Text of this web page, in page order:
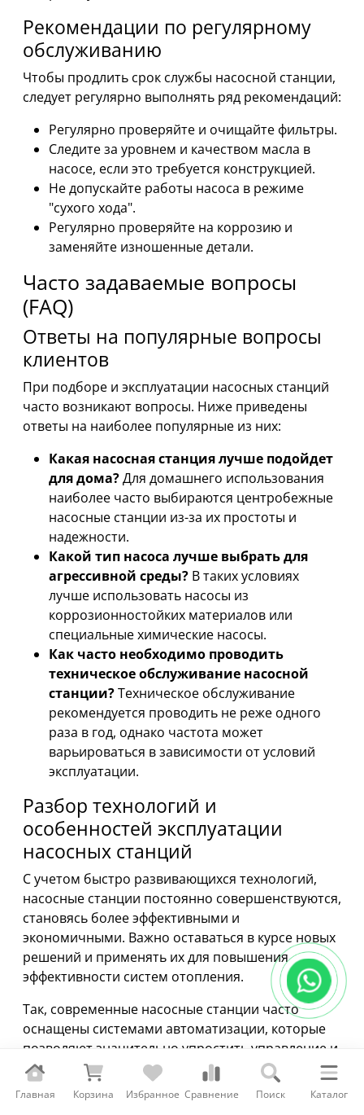
Главная Корзина Избранное Сравнение Поиск Каталог
Рекомендации по регулярному
обслуживанию
Чтобы продлить срок службы насосной станции,
следует регулярно выполнять ряд рекомендаций:
Регулярно проверяйте и очищайте фильтры.
Следите за уровнем и качеством масла в
насосе, если это требуется конструкцией.
Не допускайте работы насоса в режиме
"сухого хода".
Регулярно проверяйте на коррозию и
заменяйте изношенные детали.
Часто задаваемые вопросы
(FAQ)
Ответы на популярные вопросы
клиентов
При подборе и эксплуатации насосных станций
часто возникают вопросы. Ниже приведены
ответы на наиболее популярные из них:
Какая насосная станция лучше подойдет
для дома?Для домашнего использования
наиболее часто выбираются центробежные
насосные станции из-за их простоты и
надежности.
Какой тип насоса лучше выбрать для
агрессивной среды? В таких условиях
лучше использовать насосы из
коррозионностойких материалов или
специальные химические насосы.
Как часто необходимо проводить
техническое обслуживание насосной
станции?Техническое обслуживание
рекомендуется проводить не реже одного
раза в год, однако частота может
варьироваться в зависимости от условий
эксплуатации.
Разбор технологий и
особенностей эксплуатации
насосных станций
С учетом быстро развивающихся технологий,
насосные станции постоянно совершенствуются,
становясь более эффективными и
экономичными. Важно оставаться в курсе новых
решений и применять их для повышения
эффективности систем отопления.
Так, современные насосные станции часто
оснащены системами автоматизации, которые
позволяют значительно упростить управление и
снизить энергопотребление. Также
разрабатываются насосы с улучшенной